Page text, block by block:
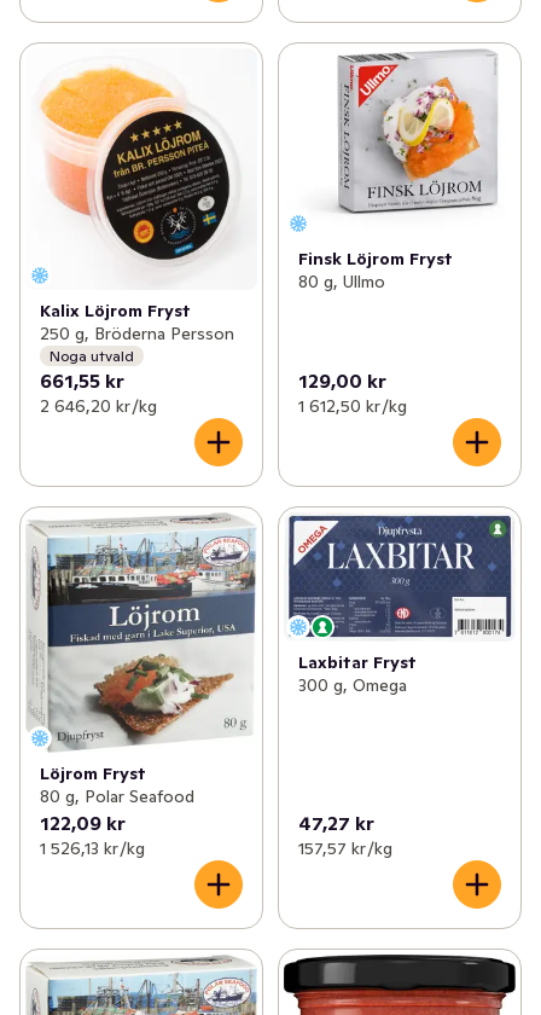
Kalix Löjrom Fryst
250 g, Bröderna Persson
Noga utvald
661,55 kr
2 646,20 kr /kg
Finsk Löjrom Fryst
80 g, Ullmo
129,00 kr
1 612,50 kr /kg
Löjrom Fryst
80 g, Polar Seafood
122,09 kr
1 526,13 kr /kg
Laxbitar Fryst
300 g, Omega
47,27 kr
157,57 kr /kg